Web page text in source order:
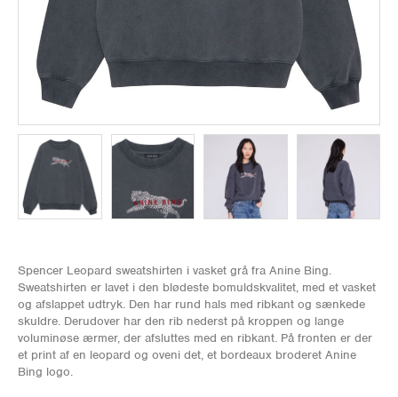
Spencer Leopard sweatshirten i vasket grå fra Anine Bing.
Sweatshirten er lavet i den blødeste bomuldskvalitet, med et vasket
og afslappet udtryk. Den har rund hals med ribkant og sænkede
skuldre. Derudover har den rib nederst på kroppen og lange
voluminøse ærmer, der afsluttes med en ribkant. På fronten er der
et print af en leopard og oveni det, et bordeaux broderet Anine
Bing logo.